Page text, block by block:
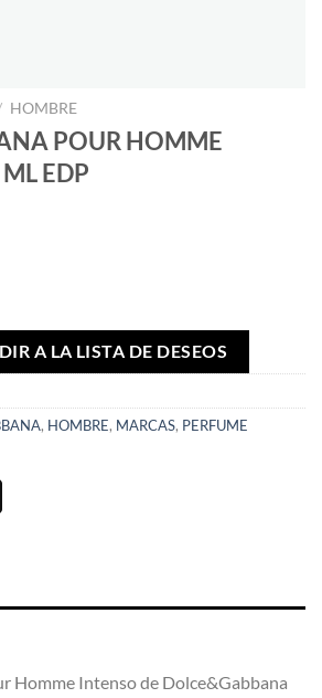
HOMBRE
POUR HOMME
EDP
A LA LISTA DE DESEOS
, HOMBRE, MARCAS, PERFUME
Homme Intenso de Dolce&Gabbana